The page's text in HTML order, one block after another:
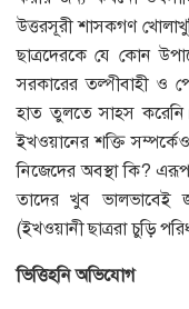
উত্তরসূরী শাসকগণ
ছাত্রদেরকে যে কোন
সরকারের তল্পীবাহী ও
হাত তুলতে সাহস
ইখওয়ানের শক্তি
নিজেদের অবস্থা কি?
তাদের খুব ভালভাবেই
(ইখওয়ানী ছাত্ররা চুড়ি
ভিত্তিহনিঅভিযোগ